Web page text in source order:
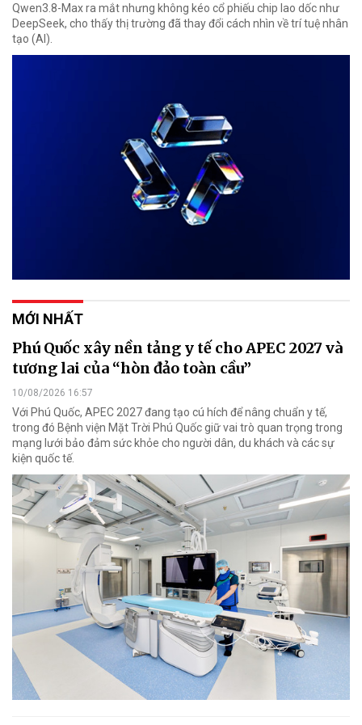
Qwen3.8-Max ra mắt nhưng không kéo cổ phiếu chip lao dốc như
DeepSeek, cho thấy thị trường đã thay đổi cách nhìn về trí tuệ nhân
tạo (AI).
MỚI NHẤT
Phú Quốc xây nền tảng y tế cho APEC 2027 và
tương lai của “hòn đảo toàn cầu”
10/08/2026 16:57
Với Phú Quốc, APEC 2027 đang tạo cú hích để nâng chuẩn y tế,
trong đó Bệnh viện Mặt Trời Phú Quốc giữ vai trò quan trọng trong
mạng lưới bảo đảm sức khỏe cho người dân, du khách và các sự
kiện quốc tế.